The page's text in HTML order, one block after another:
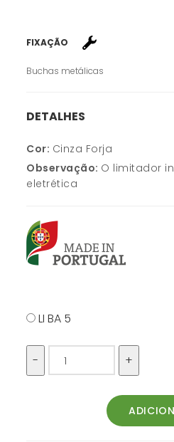
FIXAÇÃO
Buchas metálicas
DETALHES
Cor: Cinza Forja
Observação: O limitador
eletrética
LI BA 5